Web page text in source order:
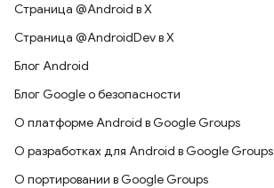
Страница @Android в X
Страница @AndroidDev в X
Блог Android
Блог Google о безопасности
О платформе Android в Google Groups
О разработках для Android в Google Groups
О портировании в Google Groups